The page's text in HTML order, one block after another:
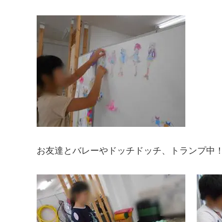
お友達とバレーやドッチドッチ、トランプ中